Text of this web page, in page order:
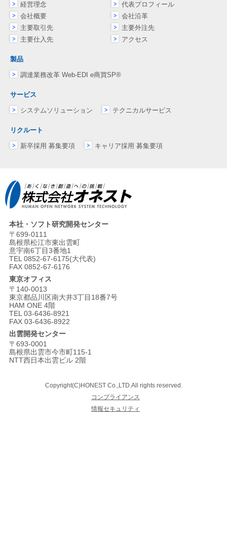
経営理念
代表プロフィール
会社概要
会社沿革
主要取引先
主要外注先
主要仕入先
アクセス
製品
調達業務改革 Web-EDI e商買SP®
サービス
システムソリューション テクニカルサービス
リクルート
新卒採用 募集要項 キャリア採用 募集要項
本社・ソフト研究開発センター
〒699-0111
島根県松江市東出雲町
意宇南6丁目3番地1
TEL 0852-67-6175(大代表)
FAX 0852-67-6176
東京オフィス
〒140-0013
東京都品川区南大井3丁目18番7号
HAM ONE 4階
TEL 03-6436-8921
FAX 03-6436-8922
出雲開発センター
〒693-0001
島根県出雲市今市町115-1
NTT西日本出雲ビル 2階
Copyright(C)HONEST Co.,LTD.All rights reserved.
コンプライアンス
情報セキュリティ